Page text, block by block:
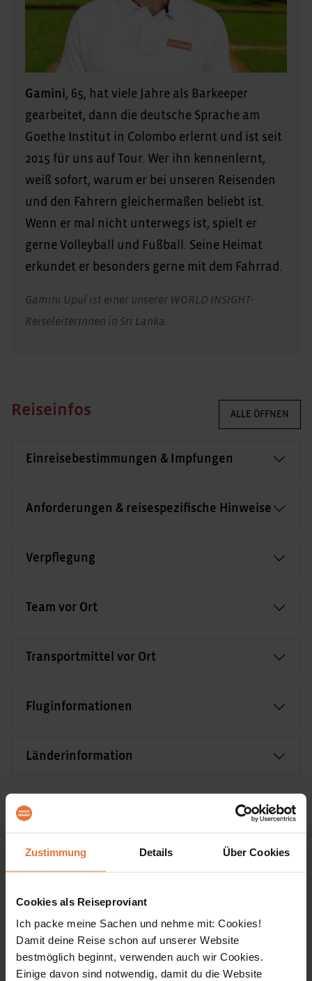
Zustimmung Details Über Cookies
Cookies als Reiseproviant
Ich packe meine Sachen und nehme mit: Cookies!
Damit deine Reise schon auf unserer Website
bestmöglich beginnt, verwenden auch wir Cookies.
Einige davon sind notwendig, damit du die Website
Gamini, 65, hat viele Jahre als Barkeeper
gearbeitet, dann die deutsche Sprache am
Goethe Institut in Colombo erlernt und ist seit
2015 für uns auf Tour. Wer ihn kennenlernt,
weiß sofort, warum er bei unseren Reisenden
und den Fahrern gleichermaßen beliebt ist.
Wenn er mal nicht unterwegs ist, spielt er
gerne Volleyball und Fußball. Seine Heimat
erkundet er besonders gerne mit dem Fahrrad.
Gamini Upul ist einer unserer WORLD INSIGHT-
ReiseleiterInnen in Sri Lanka.
Reiseinfos ALLE ÖFFNEN
Einreisebestimmungen & Impfungen
Anforderungen & reisespezifische Hinweise
Verpflegung
Team vor Ort
Transportmittel vor Ort
Fluginformationen
Länderinformation
auf dem Zimmer, teilweise mit Klimaanlage, oft
auch mit Swimmingpool und nettem Garten.
Bilder unserer Unterkünfte